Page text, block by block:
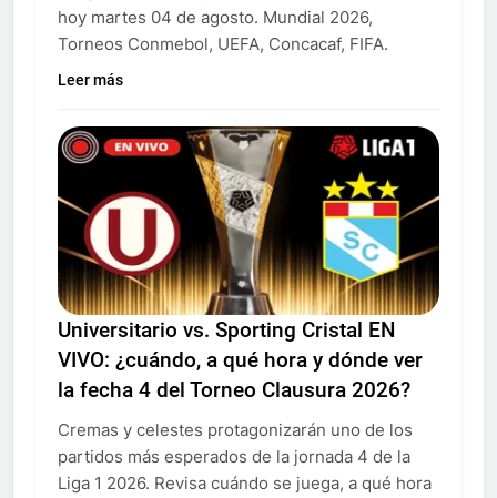
hoy martes 04 de agosto. Mundial 2026,
Torneos Conmebol, UEFA, Concacaf, FIFA.
Leer más
Universitario vs. Sporting Cristal EN
VIVO: ¿cuándo, a qué hora y dónde ver
la fecha 4 del Torneo Clausura 2026?
Cremas y celestes protagonizarán uno de los
partidos más esperados de la jornada 4 de la
Liga 1 2026. Revisa cuándo se juega, a qué hora